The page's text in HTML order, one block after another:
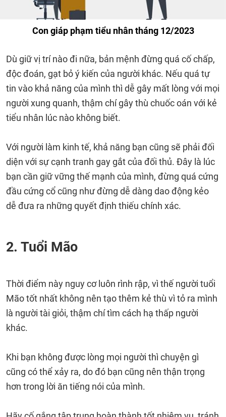
Con giáp phạm tiểu nhân tháng 12/2023
Dù giữ vị trí nào đi nữa, bản mệnh đừng quá cố chấp,
độc đoán, gạt bỏ ý kiến của người khác. Nếu quá tự
tin vào khả năng của mình thì dễ gây mất lòng với mọi
người xung quanh, thậm chí gây thù chuốc oán với kẻ
tiểu nhân lúc nào không biết.
Với người làm kinh tế, khả năng bạn cũng sẽ phải đối
diện với sự cạnh tranh gay gắt của đối thủ. Đây là lúc
bạn cần giữ vững thế mạnh của mình, đừng quá cứng
đầu cứng cổ cũng như đừng dễ dàng dao động kẻo
dễ đưa ra những quyết định thiếu chính xác.
2. Tuổi Mão
Thời điểm này nguy cơ luôn rình rập, vì thế người tuổi
Mão tốt nhất không nên tạo thêm kẻ thù vì tỏ ra mình
là người tài giỏi, thậm chí tìm cách hạ thấp người
khác.
Khi bạn không được lòng mọi người thì chuyện gì
cũng có thể xảy ra, do đó bạn cũng nên thận trọng
hơn trong lời ăn tiếng nói của mình.